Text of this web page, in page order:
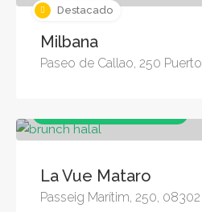
Destacado
Milbana
Paseo de Callao, 250
La Vue Mataro
Passeig Marítim, 250,